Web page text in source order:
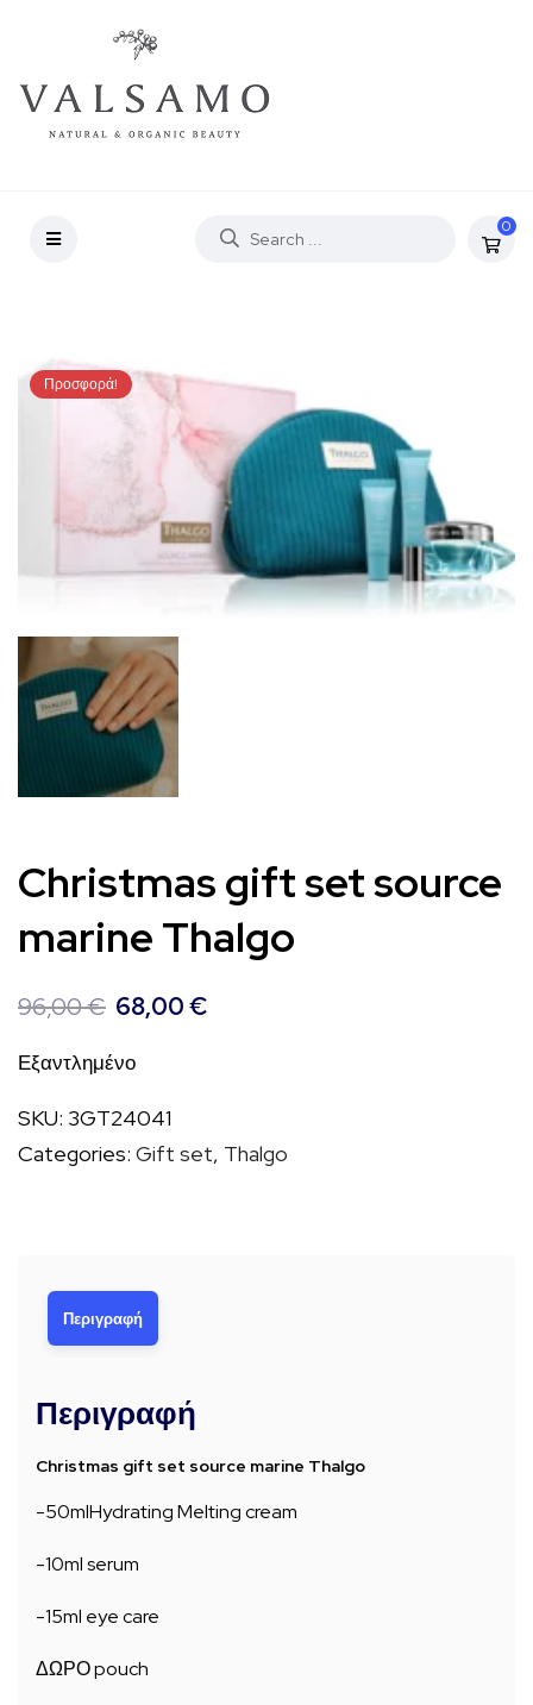
0
Προσφορά!
Christmas gift set source
marine Thalgo
96,00€ Original
was:
96,00 €.
68,00€
68,00 €.
Εξαντλημένο
SKU: 3GT24041
Categories: Gift set, Thalgo
Περιγραφή
Περιγραφή
Christmas gift set source marine Thalgo
-50mlHydrating Melting cream
-10ml serum
-15ml eye care
ΔΩΡΟ pouch